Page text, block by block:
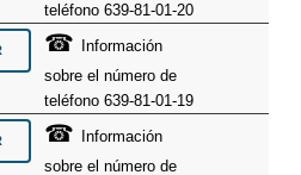
teléfono 639-81-01-20
☎
Información
sobre el número de
teléfono 639-81-01-19
☎
Información
sobre el número de